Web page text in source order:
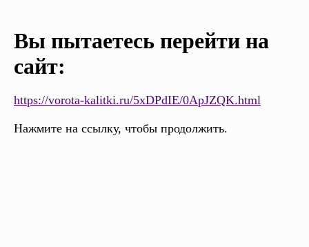
Вы пытаетесь перейти на
сайт:
https://vorota-kalitki.ru/5xDPdIE/0ApJZQK.html
Нажмите на ссылку, чтобы продолжить.